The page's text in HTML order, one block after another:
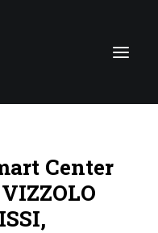
Center